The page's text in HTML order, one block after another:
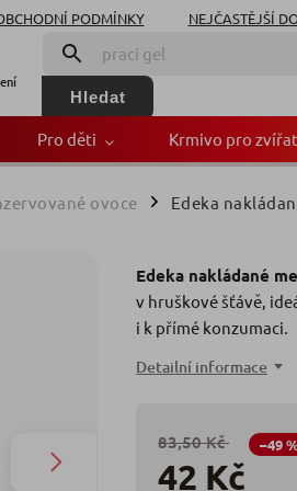
PODMÍNKY NEJČASTĚJŠÍ
Hledat
Pro děti Krmivo pro
ovoce / Edeka
225 g
83,50 Kč –49
42 Kč
Edeka nakládané
v hruškové šťávě,
i k přímé konzumaci.
Detailní informace